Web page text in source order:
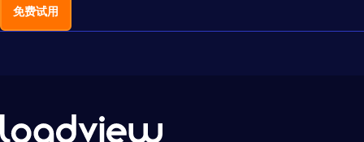
免费试用